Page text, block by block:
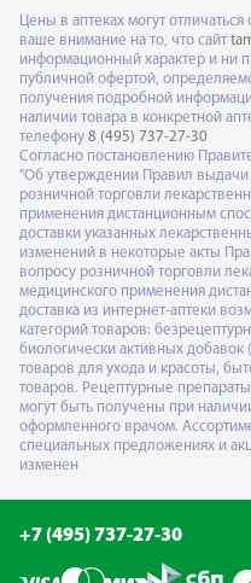
Цены в аптеках могут
ваше внимание на то, что сайт
информационный характер и ни
публичной офертой,
получения подробной
наличии товара в конкретной
телефону 8 (495) 737-27-30
Согласно постановлению
"Об утверждении Правил
розничной торговли
применения дистанционным
доставки указанных
изменений в некоторые акты
вопросу розничной торговли
медицинского применения
доставка из интернет-аптеки
категорий товаров:
биологически активных
товаров для ухода и красоты,
товаров. Рецептурные
могут быть получены при
оформленного врачом.
специальных предложениях и
изменен
+7 (495) 737-27-30